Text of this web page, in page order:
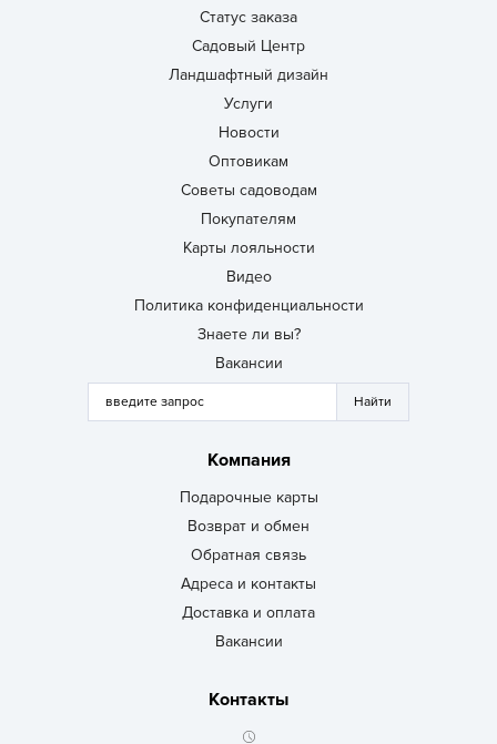
Статус заказа
Садовый Центр
Ландшафтный дизайн
Услуги
Новости
Оптовикам
Советы садоводам
Покупателям
Карты лояльности
Видео
Политика конфиденциальности
Знаете ли вы?
Вакансии
Компания
Подарочные карты
Возврат и обмен
Обратная связь
Адреса и контакты
Доставка и оплата
Вакансии
Контакты